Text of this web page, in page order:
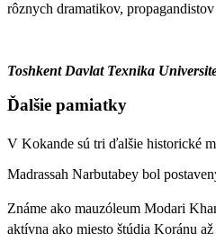
rôznych dramatikov,
Toshkent Davlat Texnika
Ďalšie pamiatky
V Kokande sú tri ďalšie historické
Madrassah Narbutabey bol
Známe ako mauzóleum Modari
aktívna ako miesto štúdia Koránu